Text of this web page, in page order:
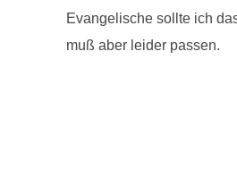
Evangelische sollte ich
muß aber leider passen.